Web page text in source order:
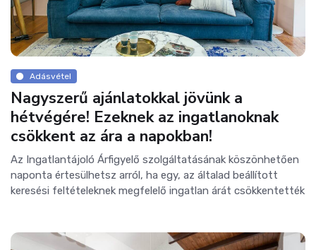
Adásvétel
Nagyszerű ajánlatokkal jövünk a
hétvégére! Ezeknek az ingatlanoknak
csökkent az ára a napokban!
Az Ingatlantájoló Árfigyelő szolgáltatásának köszönhetően
naponta értesülhetsz arról, ha egy, az általad beállított
keresési feltételeknek megfelelő ingatlan árát csökkentették